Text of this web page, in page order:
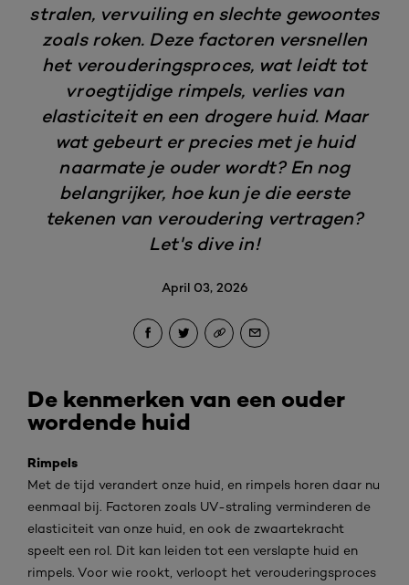
stralen, vervuiling en slechte gewoontes
zoals roken. Deze factoren versnellen
het verouderingsproces, wat leidt tot
vroegtijdige rimpels, verlies van
elasticiteit en een drogere huid. Maar
wat gebeurt er precies met je huid
naarmate je ouder wordt? En nog
belangrijker, hoe kun je die eerste
tekenen van veroudering vertragen?
Let's dive in!
April 03, 2026
De kenmerken van een ouder
wordende huid
Rimpels
Met de tijd verandert onze huid, en rimpels horen daar nu
eenmaal bij. Factoren zoals UV-straling verminderen de
elasticiteit van onze huid, en ook de zwaartekracht
speelt een rol. Dit kan leiden tot een verslapte huid en
rimpels. Voor wie rookt, verloopt het verouderingsproces